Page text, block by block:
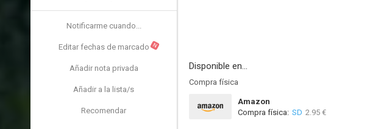
Notificarme cuando...
Editar fechas de marcado N
Añadir nota privada
Añadir a la lista/s
Recomendar
Disponible en...
Compra física
Amazon
Compra física: SD 2.95 €